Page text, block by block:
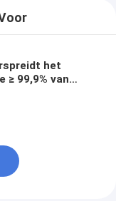
het
≥ 99,9% van